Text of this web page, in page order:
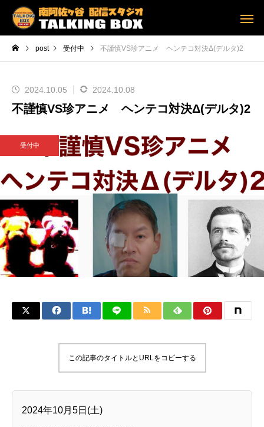
post 受付中 不謹慎VS珍アニメ ヘンテコ対決Δ(デルタ)2
2024.10.05 2024.10.08
不謹慎VS珍アニメ ヘンテコ対決Δ(デルタ)2
受付中
この記事のタイトルとURLをコピーする
2024年10月5日(土)